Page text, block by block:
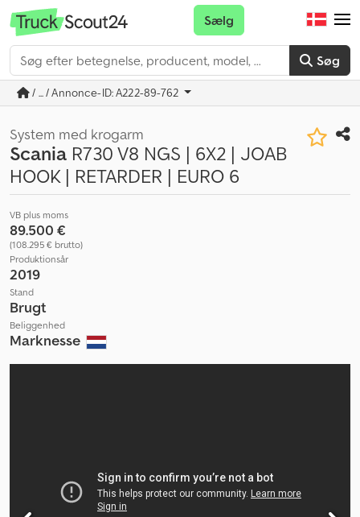
Søg
Sælg
/ ... / Annonce-ID: A222-89-762
System med krogarm
Scania R730 V8 NGS | 6X2 | JOAB
HOOK | RETARDER | EURO 6
VB plus moms
89.500 €
(108.295 € brutto)
Produktionsår
2019
Stand
Brugt
Beliggenhed
Marknesse